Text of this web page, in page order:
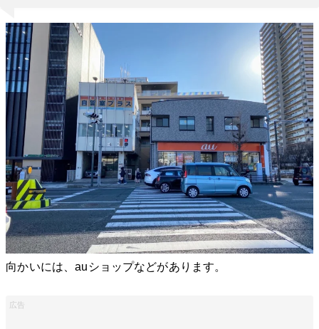
向かいには、auショップなどがあります。